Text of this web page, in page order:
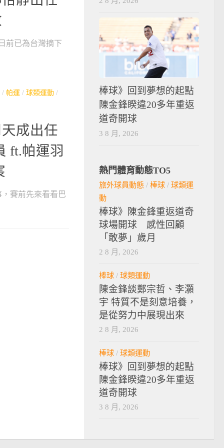
前已為台灣摘下
/ 帕運 / 球類運動 /
成出任
ft.帕運羽
賽前先來看看巴
棒球》回到夢想的起點
陳金鋒睽違20多年重返
道奇開球
3 8 月, 2026
熱門體育動態TO5
旅外球員動態 / 棒球 / 球類運
動
棒球》陳金鋒重返道奇
球場開球 感性回顧
「敢夢」歲月
2 8 月, 2026
棒球 / 球類運動
陳金鋒談鄭宗哲、李灝
宇 特質不是刻意培養，
是從努力中展現出來
2 8 月, 2026
棒球 / 球類運動
棒球》回到夢想的起點
陳金鋒睽違20多年重返
道奇開球
3 8 月, 2026